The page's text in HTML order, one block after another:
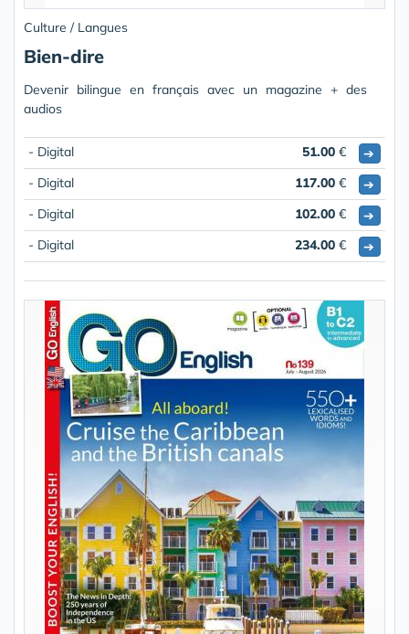
Culture / Langues
Bien-dire
Devenir bilingue en français avec un magazine + des
audios
- Digital 51.00 €
➔
- Digital
117.00 €
➔
- Digital
102.00 €
➔
- Digital
234.00 € ➔